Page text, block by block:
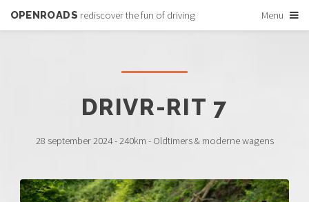
OPENROADS rediscover the fun of driving Menu
DRIVR-RIT 7
28 september 2024 - 240km - Oldtimers & moderne wagens